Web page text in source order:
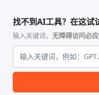
找不到AI工具？在这试
输入关键词， 无障碍访问必